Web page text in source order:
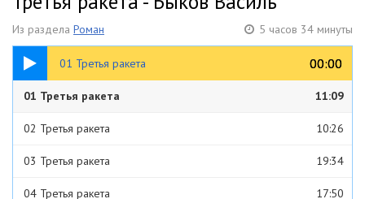
Из раздела Роман 5 часов 34 минуты
01 Третья ракета 00:00
00:00
11:09
01 Третья ракета 11:09
02 Третья ракета 10:26
03 Третья ракета 19:34
04 Третья ракета 17:50